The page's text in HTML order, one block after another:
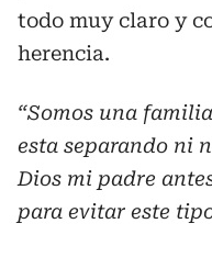
todo muy claro y
herencia.
“Somos una
esta separando ni
Dios mi padre
para evitar este